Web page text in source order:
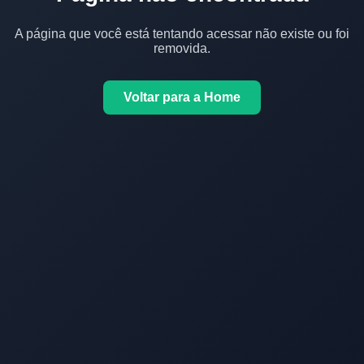
A página que você está tentando acessar não existe ou foi
removida.
Voltar para a Home